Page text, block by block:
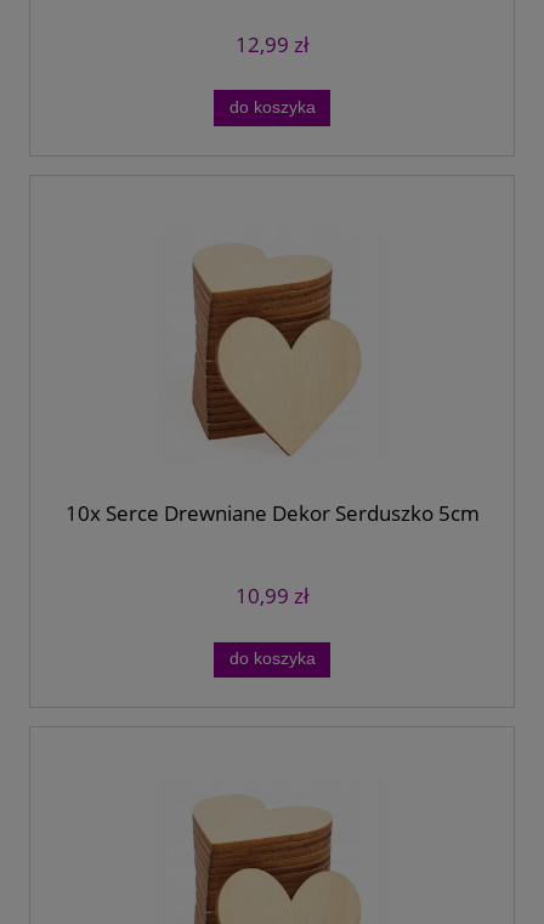
12,99 zł
do koszyka
10x Serce Drewniane Dekor Serduszko 5cm
10,99 zł
do koszyka